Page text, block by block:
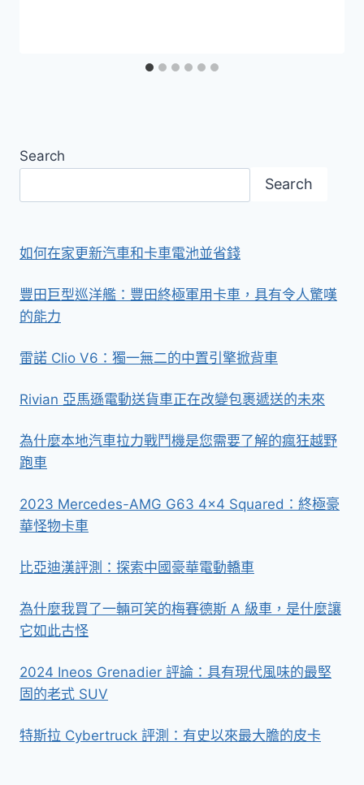
Search
Search
如何在家更新汽車和卡車電池並省錢
豐田巨型巡洋艦：豐田終極軍用卡車，具有令人驚嘆
的能力
雷諾 Clio V6：獨一無二的中置引擎掀背車
Rivian 亞馬遜電動送貨車正在改變包裹遞送的未來
為什麼本地汽車拉力戰鬥機是您需要了解的瘋狂越野
跑車
2023 Mercedes-AMG G63 4×4 Squared：終極豪
華怪物卡車
比亞迪漢評測：探索中國豪華電動轎車
為什麼我買了一輛可笑的梅賽德斯 A 級車，是什麼讓
它如此古怪
2024 Ineos Grenadier 評論：具有現代風味的最堅
固的老式 SUV
特斯拉 Cyber​​truck 評測：有史以來最大膽的皮卡